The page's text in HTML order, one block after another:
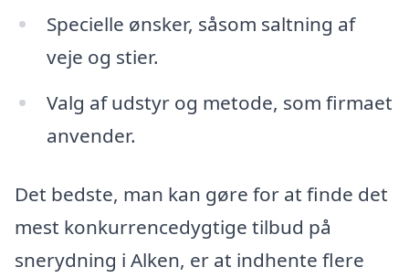
Specielle ønsker, såsom saltning af
veje og stier.
Valg af udstyr og metode, som firmaet
anvender.
Det bedste, man kan gøre for at finde det
mest konkurrencedygtige tilbud på
snerydning i Alken, er at indhente flere